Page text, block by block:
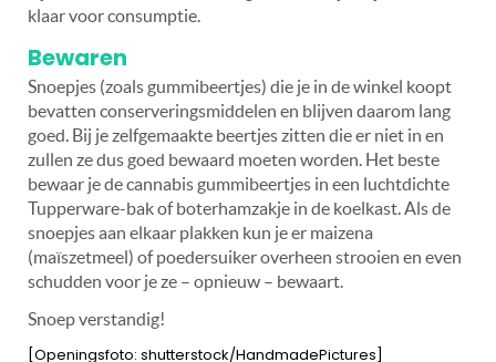
klaar voor consumptie.
Bewaren
Snoepjes (zoals gummibeertjes) die je in de winkel koopt
bevatten conserveringsmiddelen en blijven daarom lang
goed. Bij je zelfgemaakte beertjes zitten die er niet in en
zullen ze dus goed bewaard moeten worden. Het beste
bewaar je de cannabis gummibeertjes in een luchtdichte
Tupperware-bak of boterhamzakje in de koelkast. Als de
snoepjes aan elkaar plakken kun je er maizena
(maïszetmeel) of poedersuiker overheen strooien en even
schudden voor je ze – opnieuw – bewaart.
Snoep verstandig!
[Openingsfoto: shutterstock/HandmadePictures]